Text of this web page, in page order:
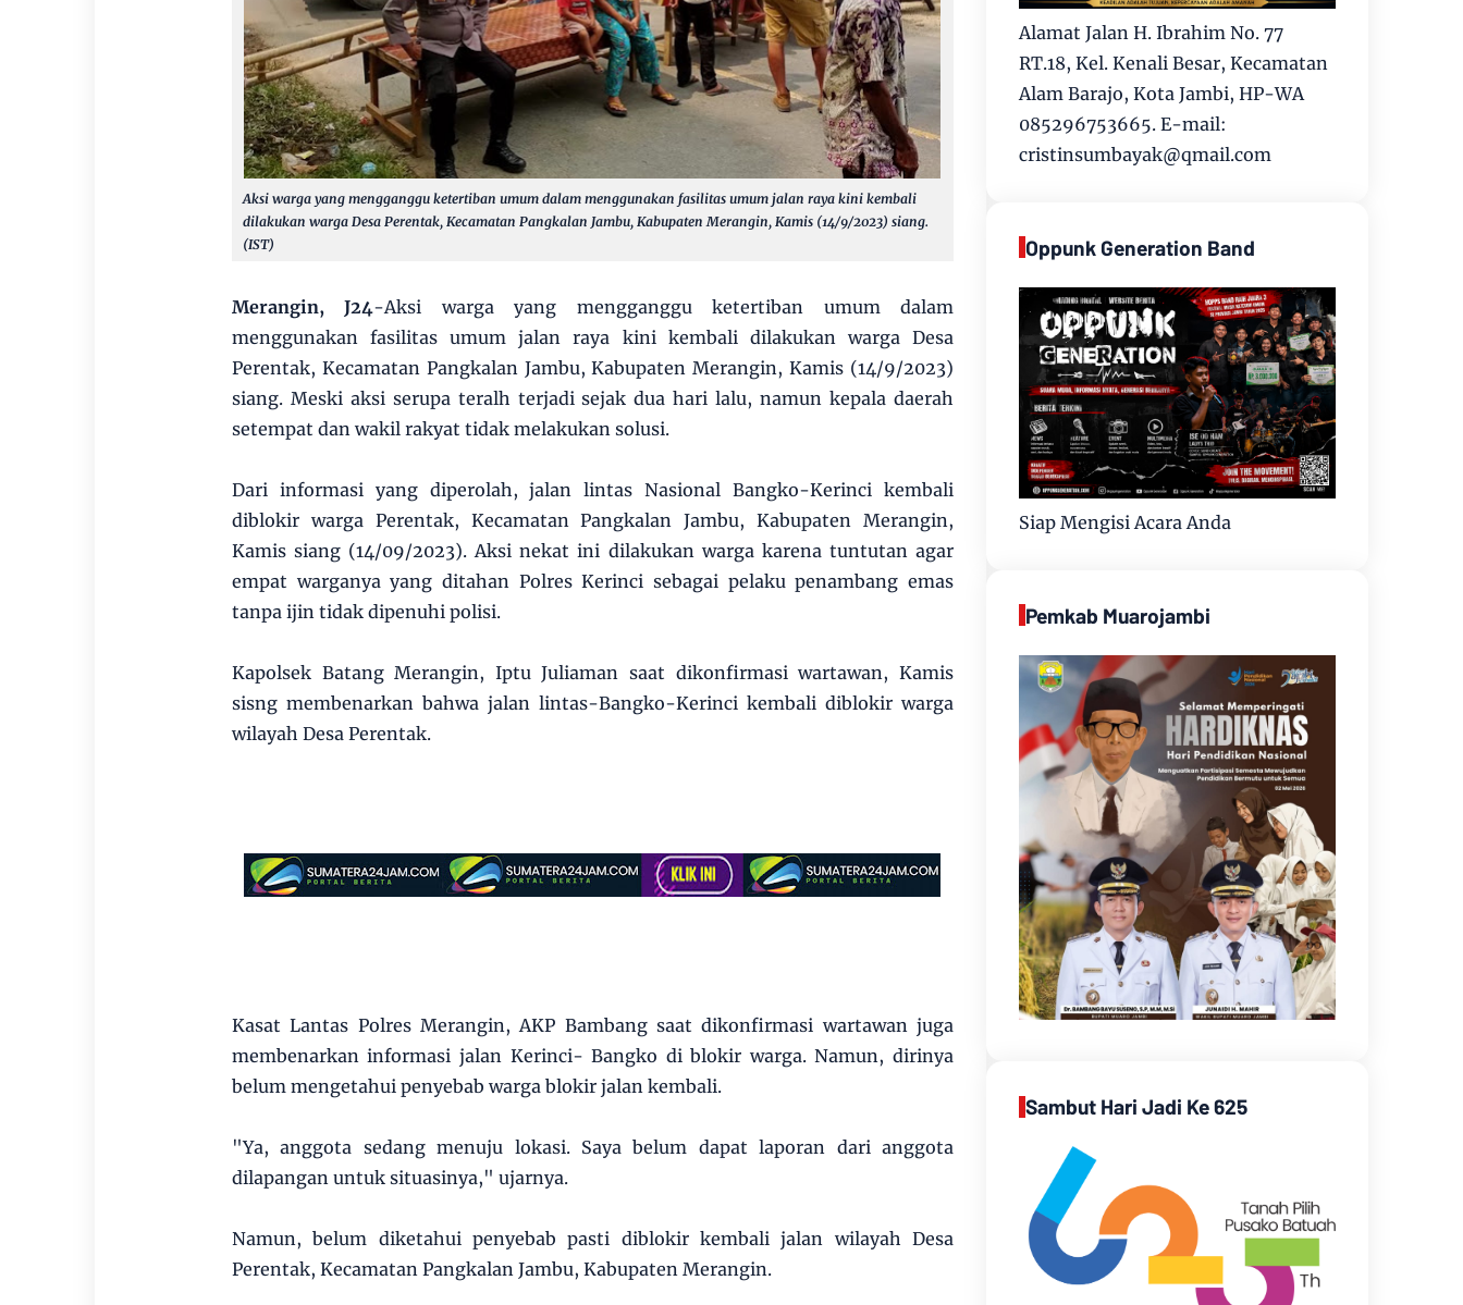
Aksi warga yang mengganggu ketertiban umum dalam menggunakan fasilitas umum jalan raya kini kembali
dilakukan warga Desa Perentak, Kecamatan Pangkalan Jambu, Kabupaten Merangin, Kamis (14/9/2023) siang.
(IST)
Merangin, J24-Aksi warga yang mengganggu ketertiban umum dalam
menggunakan fasilitas umum jalan raya kini kembali dilakukan warga Desa
Perentak, Kecamatan Pangkalan Jambu, Kabupaten Merangin, Kamis (14/9/2023)
siang. Meski aksi serupa teralh terjadi sejak dua hari lalu, namun kepala daerah
setempat dan wakil rakyat tidak melakukan solusi.
Dari informasi yang diperolah, jalan lintas Nasional Bangko-Kerinci kembali
diblokir warga Perentak, Kecamatan Pangkalan Jambu, Kabupaten Merangin,
Kamis siang (14/09/2023). Aksi nekat ini dilakukan warga karena tuntutan agar
empat warganya yang ditahan Polres Kerinci sebagai pelaku penambang emas
tanpa ijin tidak dipenuhi polisi.
Kapolsek Batang Merangin, Iptu Juliaman saat dikonfirmasi wartawan, Kamis
sisng membenarkan bahwa jalan lintas-Bangko-Kerinci kembali diblokir warga
wilayah Desa Perentak.
Kasat Lantas Polres Merangin, AKP Bambang saat dikonfirmasi wartawan juga
membenarkan informasi jalan Kerinci- Bangko di blokir warga. Namun, dirinya
belum mengetahui penyebab warga blokir jalan kembali.
"Ya, anggota sedang menuju lokasi. Saya belum dapat laporan dari anggota
dilapangan untuk situasinya," ujarnya.
Namun, belum diketahui penyebab pasti diblokir kembali jalan wilayah Desa
Perentak, Kecamatan Pangkalan Jambu, Kabupaten Merangin.
Alamat Jalan H. Ibrahim No. 77
RT.18, Kel. Kenali Besar, Kecamatan
Alam Barajo, Kota Jambi, HP-WA
085296753665. E-mail:
cristinsumbayak@qmail.com
Oppunk Generation Band
Siap Mengisi Acara Anda
Pemkab Muarojambi
Sambut Hari Jadi Ke 625